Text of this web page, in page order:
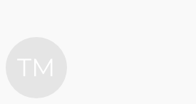
TM